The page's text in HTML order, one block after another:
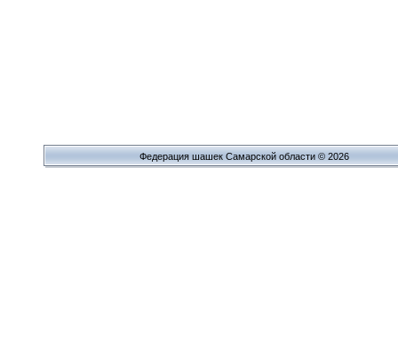
Федерация шашек Самарской области © 2026